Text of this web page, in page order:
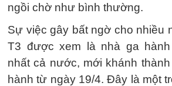
ngồi chờ như bình thường.
Sự việc gây bất ngờ cho nhiều
T3 được xem là nhà ga
nhất cả nước, mới khánh
hành từ ngày 19/4. Đây là một